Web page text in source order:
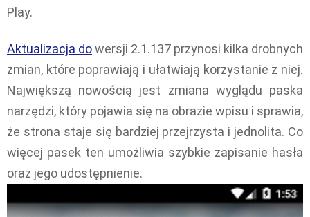
Play.
Aktualizacja dowersji 2.1.137 przynosi kilka drobnych
zmian, które poprawiają i ułatwiają korzystanie z niej.
Największą nowością jest zmiana wyglądu paska
narzędzi, który pojawia się na obrazie wpisu i sprawia,
że strona staje się bardziej przejrzysta i jednolita. Co
więcej pasek ten umożliwia szybkie zapisanie hasła
oraz jego udostępnienie.